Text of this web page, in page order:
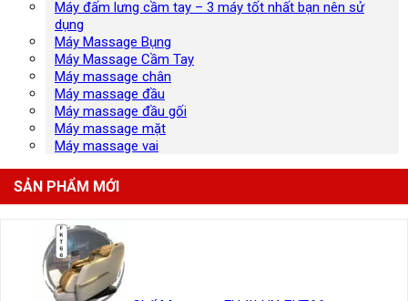
Máy đấm lưng cầm tay – 3 máy tốt nhất bạn nên sử
dụng
Máy Massage Bụng
Máy Massage Cầm Tay
Máy massage chân
Máy massage đầu
Máy massage đầu gối
Máy massage mặt
Máy massage vai
SẢN PHẨM MỚI